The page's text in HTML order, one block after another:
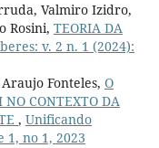
Valmiro Izidro,
Rosini, TEORIA DA
v. 2 n. 1 (2024):
Fonteles, O
CONTEXTO DA
, Unificando
1, no 1, 2023